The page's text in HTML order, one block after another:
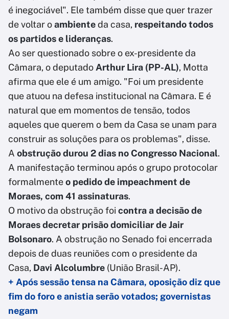
é inegociável". Ele também disse que quer trazer
de voltar oambienteda casa, respeitando todos
os partidos e lideranças.
Ao ser questionado sobre o ex-presidente da
Câmara, o deputadoArthur Lira (PP-AL), Motta
afirma que ele é um amigo. "Foi um presidente
que atuou na defesa institucional na Câmara. E é
natural que em momentos de tensão, todos
aqueles que querem o bem da Casa se unam para
construir as soluções para os problemas", disse.
A obstrução durou 2 dias no Congresso Nacional.
A manifestação terminou após o grupo protocolar
formalmenteo pedido de impeachment de
Moraes, com 41 assinaturas.
O motivo da obstrução foi contra a decisão de
Moraes decretar prisão domiciliar de Jair
Bolsonaro. A obstrução no Senado foi encerrada
depois de duas reuniões com o presidente da
Casa, Davi Alcolumbre (União Brasil-AP).
+ Após sessão tensa na Câmara, oposição diz que
fim do foro e anistia serão votados; governistas
negam